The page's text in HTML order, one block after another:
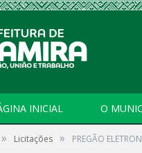
INICIAL O
» Licitações » PREGÃO